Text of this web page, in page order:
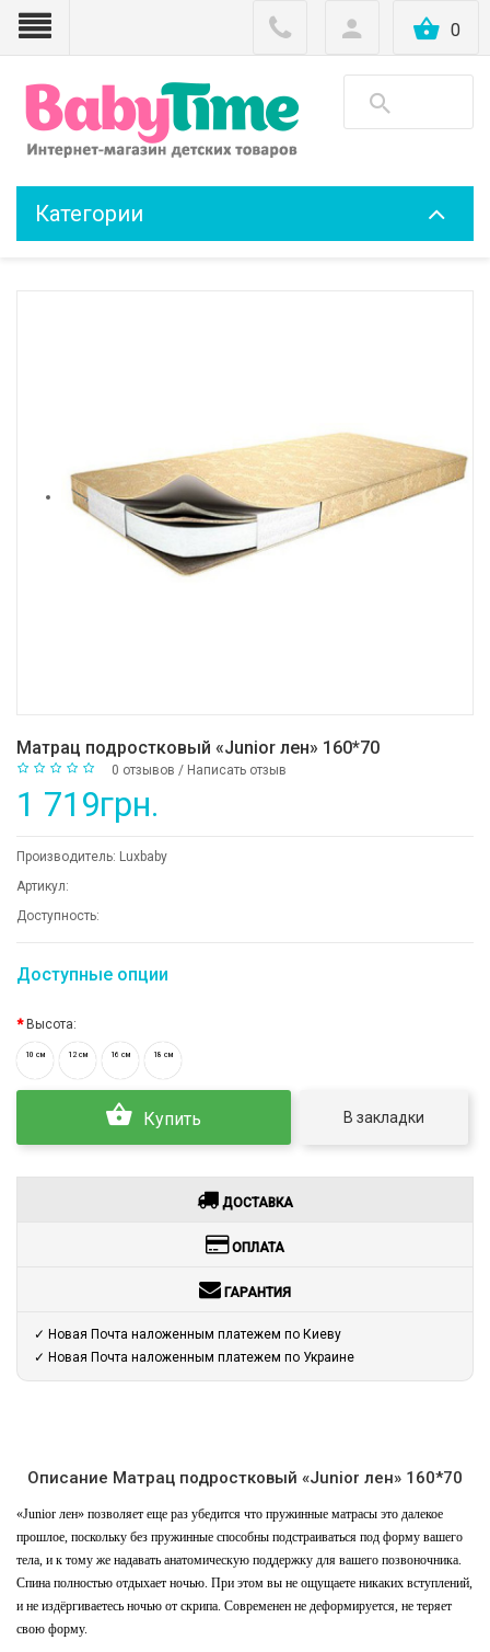
0
Категории
Матрац подростковый «Junior лен» 160*70
0 отзывов / Написать отзыв
1 719грн.
Производитель: Luxbaby
Артикул:
Доступность:
Доступные опции
Высота:
10 см 12 см 16 см 18 см
Купить В закладки
ДОСТАВКА
ОПЛАТА
ГАРАНТИЯ
✓ Новая Почта наложенным платежем по Киеву
✓ Новая Почта наложенным платежем по Украине
Описание Матрац подростковый «Junior лен» 160*70
«Junior лен» позволяет еще раз убедится что пружинные матрасы это далекое
прошлое, поскольку без пружинные способны подстраиваться под форму вашего
тела, и к тому же надавать анатомическую поддержку для вашего позвоночника.
Спина полностью отдыхает ночью. При этом вы не ощущаете никаких вступлений,
и не издёргиваетесь ночью от скрипа. Современен не деформируется, не теряет
свою форму.